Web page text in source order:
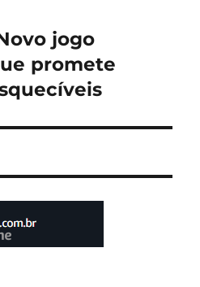
jogo
promete